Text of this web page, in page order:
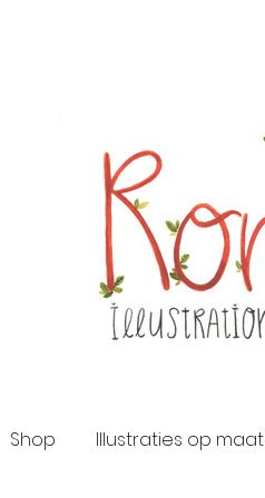
Shop Illustraties op maat